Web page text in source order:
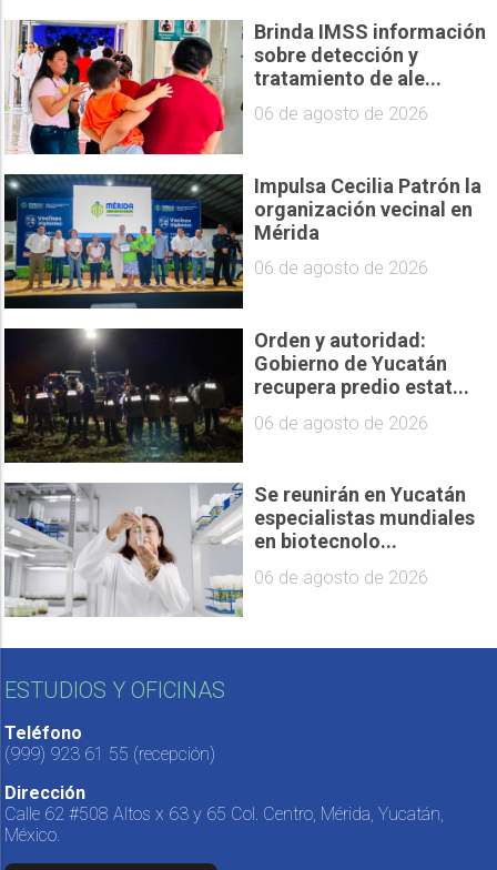
Brinda IMSS información
sobre detección y
tratamiento de ale...
06 de agosto de 2026
Impulsa Cecilia Patrón la
organización vecinal en
Mérida
06 de agosto de 2026
Orden y autoridad:
Gobierno de Yucatán
recupera predio estat...
06 de agosto de 2026
Se reunirán en Yucatán
especialistas mundiales
en biotecnolo...
06 de agosto de 2026
ESTUDIOS Y OFICINAS
Teléfono
(999) 923 61 55 (recepción)
Dirección
Calle 62 #508 Altos x 63 y 65 Col. Centro, Mérida, Yucatán,
México.